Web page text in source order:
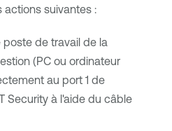
actions suivantes :
de travail de la
(PC ou ordinateur
au port 1 de
Securityà l'aide du câble